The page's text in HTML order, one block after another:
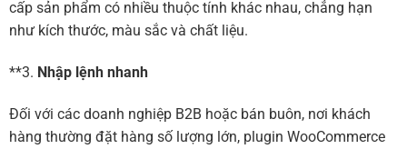
cấp sản phẩm có nhiều thuộc tính khác nhau, chẳng hạn
như kích thước, màu sắc và chất liệu.
**3. Nhập lệnh nhanh
Đối với các doanh nghiệp B2B hoặc bán buôn, nơi khách
hàng thường đặt hàng số lượng lớn, plugin WooCommerce